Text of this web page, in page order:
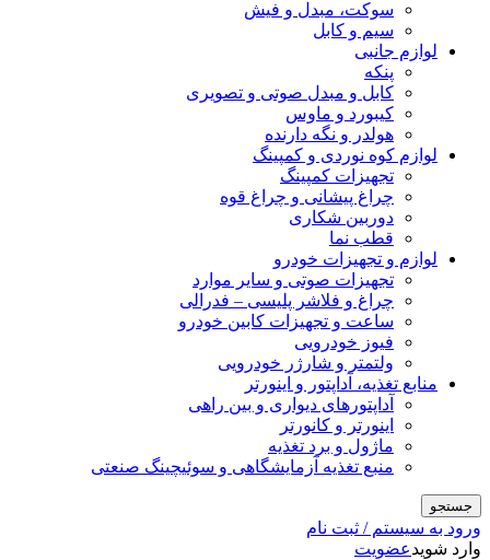
سوکت، مبدل و فیش
سیم و کابل
لوازم جانبی
پنکه
کابل و مبدل صوتی و تصویری
کیبورد و ماوس
هولدر و نگه دارنده
لوازم کوه نوردی و کمپینگ
تجهیزات کمپینگ
چراغ پیشانی و چراغ قوه
دوربین شکاری
قطب نما
لوازم و تجهیزات خودرو
تجهیزات صوتی و سایر موارد
چراغ و فلاشر پلیسی – فدرالی
ساعت و تجهیزات کابین خودرو
فیوز خودرویی
ولتمتر و شارژر خودرویی
منابع تغذیه، آداپتور و اینورتر
آداپتورهای دیواری و بین راهی
اینورتر و کانورتر
ماژول و برد تغذیه
منبع تغذیه آزمایشگاهی و سوئیچینگ صنعتی
جستجو
ورود به سیستم / ثبت نام
وارد شویدعضویت